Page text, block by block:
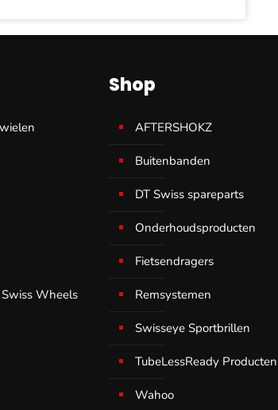
Wheels
Shop
AFTERSHOKZ
Buitenbanden
DT Swiss spareparts
Onderhoudsproducten
Fietsendragers
Remsystemen
Swisseye Sportbrillen
TubeLessReady Producten
Wahoo